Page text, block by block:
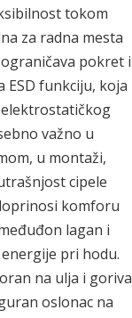
tokom
za radna mesta
pokret i
ESD funkciju, koja
važno u
u montaži,
cipele
komforu
lagan i
pri hodu.
na ulja i goriva
oslonac na